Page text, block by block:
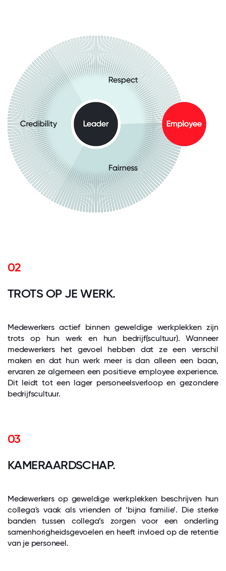
02
TROTS OP JE WERK.
Medewerkers actief binnen geweldige werkplekken zijn
trots op hun werk en hun bedrijf(scultuur). Wanneer
medewerkers het gevoel hebben dat ze een verschil
maken en dat hun werk meer is dan alleen een baan,
ervaren ze algemeen een positieve employee experience.
Dit leidt tot een lager personeelsverloop en gezondere
bedrijfscultuur.
03
KAMERAARDSCHAP.
Medewerkers op geweldige werkplekken beschrijven hun
collega's vaak als vrienden of ‘bijna familie’. Die sterke
banden tussen collega’s zorgen voor een onderling
samenhorigheidsgevoelen en heeft invloed op de retentie
van je personeel.